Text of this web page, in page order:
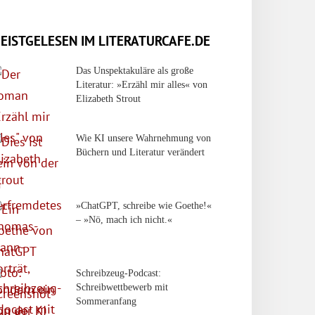
IM LITERATURCAFE.DE
Das Unspektakuläre als große
Literatur: »Erzähl mir alles« von
Elizabeth Strout
Wie KI unsere Wahrnehmung von
Büchern und Literatur verändert
»ChatGPT, schreibe wie Goethe!«
– »Nö, mach ich nicht.«
Schreibzeug-Podcast:
Schreibwettbewerb mit
Sommeranfang